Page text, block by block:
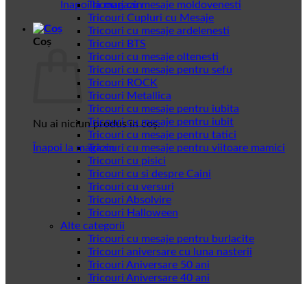
Înapoi la magazin
Coș
Nu ai niciun produs în coș.
Înapoi la magazin
Tricouri cu mesaje moldovenesti
Tricouri Cupluri cu Mesaje
Tricouri cu mesaje ardelenesti
Tricouri BTS
Tricouri cu mesaje oltenesti
Tricouri cu mesaje pentru sefu
Tricouri ROCK
Tricouri Metallica
Tricouri cu mesaje pentru iubita
Tricouri cu mesaje pentru iubit
Tricouri cu mesaje pentru tatici
Tricouri cu mesaje pentru viitoare mamici
Tricouri cu pisici
Tricouri cu si despre Caini
Tricouri cu versuri
Tricouri Absolvire
Tricouri Halloween
Alte categorii
Tricouri cu mesaje pentru burlacite
Tricouri aniversare cu luna nasterii
Tricouri Aniversare 50 ani
Tricouri Aniversare 40 ani